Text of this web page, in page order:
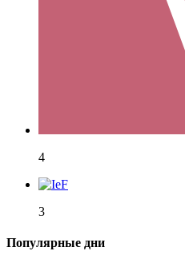
4
3
Популярные дни